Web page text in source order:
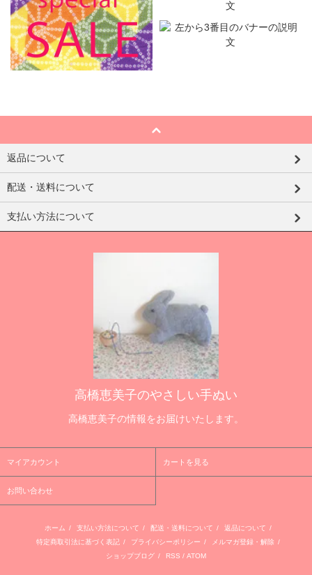
返品について
配送・送料について
支払い方法について
高橋恵美子のやさしい手ぬい
高橋恵美子の情報をお届けいたします。
マイアカウント カートを見る
お問い合わせ
ホーム / 支払い方法について / 配送・送料について / 返品について /
特定商取引法に基づく表記 / プライバシーポリシー / メルマガ登録・解除 /
ショップブログ / RSS / ATOM